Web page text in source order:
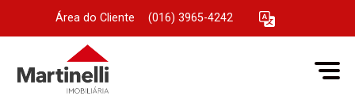
Área do Cliente (016) 3965-4242